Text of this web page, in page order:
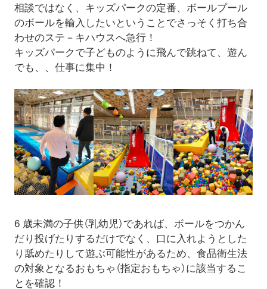
相談ではなく、キッズパークの定番、ボールプール
のボールを輸入したいということでさっそく打ち合
わせのステ－キハウスへ急行！
キッズパークで子どものように飛んで跳ねて、遊ん
でも、、仕事に集中！
6 歳未満の子供（乳幼児）であれば、ボールをつかん
だり投げたりするだけでなく、口に入れようとした
り舐めたりして遊ぶ可能性があるため、食品衛生法
の対象となるおもちゃ（指定おもちゃ）に該当するこ
とを確認！